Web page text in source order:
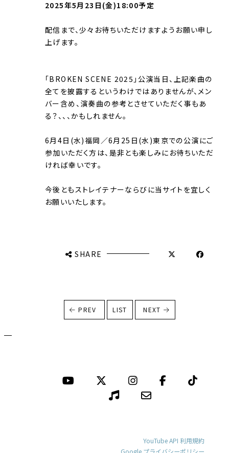
2025年5月23日(金)18:00予定
配信まで、少々お待ちいただけますようお願い申し
上げます。
「BROKEN SCENE 2025」公演当日、上記楽曲の
全てを披露するというわけではありませんが、メン
バー含め、演奏曲の参考とさせていただく事もあ
る？、、、かもしれません。
6月4日(水)福岡／6月25日(水)東京での公演にご
参加いただく方は、是非とも楽しみにお待ちいただ
ければ幸いです。
今後ともストレイテナーならびに当サイトを宜しく
お願いいたします。
SHARE
PREV LIST NEXT
YouTube API 利用規約
Google プライバシーポリシー